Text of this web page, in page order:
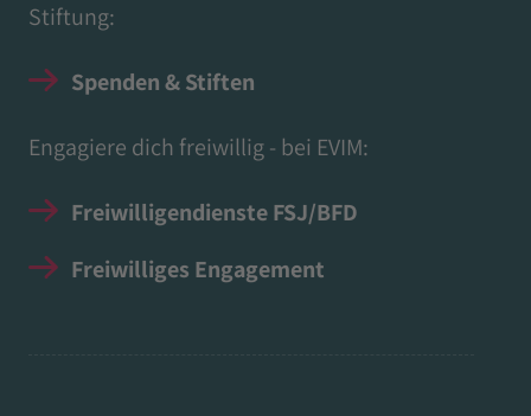
Stiftung:
Spenden & Stiften
Engagiere dich freiwillig - bei EVIM:
Freiwilligendienste FSJ/BFD
Freiwilliges Engagement